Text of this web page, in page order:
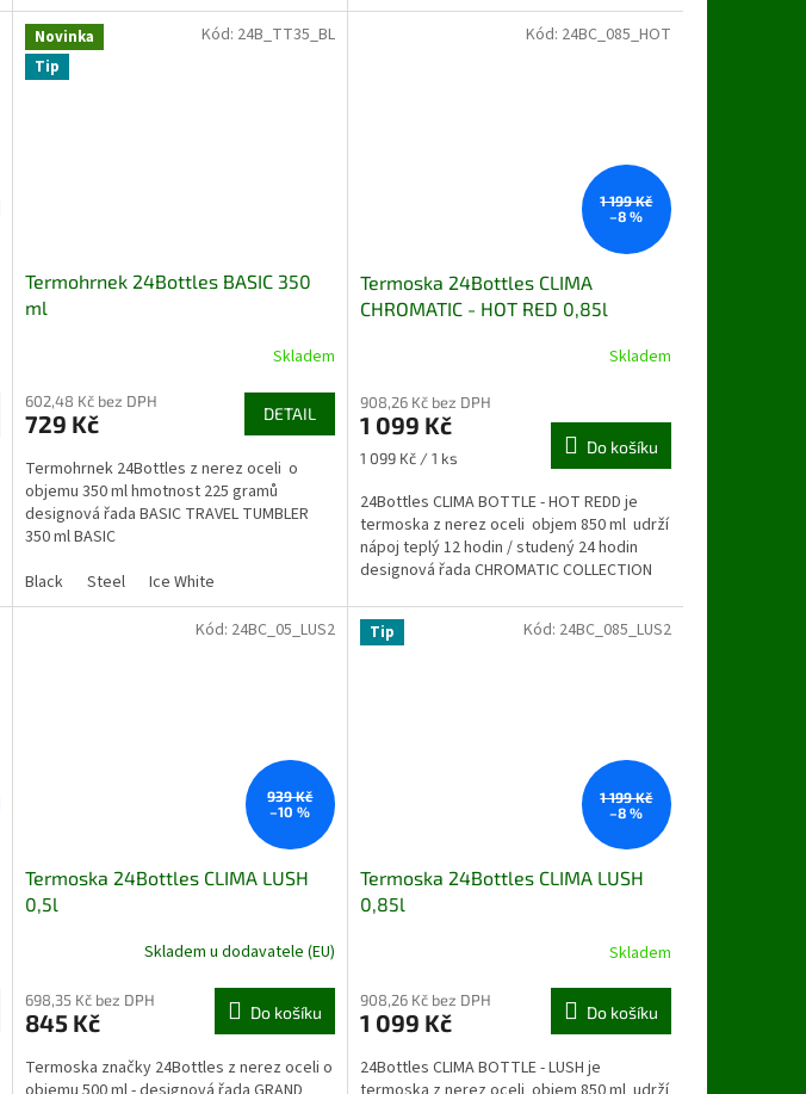
Novinka
Tip
Termohrnek 24Bottles BASIC 350
ml
Skladem
602,48 Kč bez DPH
729 Kč DETAIL
Termohrnek 24Bottles z nerez oceli o
objemu 350 ml hmotnost 225 gramů
designová řada BASIC TRAVEL TUMBLER
350 ml BASIC
Black
Steel Ice White
Kód: 24B_TT35_BL
1 199 Kč
–8 %
Termoska 24Bottles CLIMA
CHROMATIC - HOT RED 0,85l
Skladem
908,26 Kč bez DPH
1 099 Kč
Měrná
1 099 Kč / 1 ks
Do košíku
24Bottles CLIMA BOTTLE - HOT REDD je
termoska z nerez oceli objem 850 ml udrží
nápoj teplý 12 hodin / studený 24 hodin
designová řada CHROMATIC COLLECTION
Kód: 24BC_085_HOT
939 Kč
–10 %
Termoska 24Bottles CLIMA LUSH
0,5l
Skladem u dodavatele (EU)
698,35 Kč bez DPH
845 Kč Do košíku
Termoska značky 24Bottles z nerez oceli o
Kód: 24BC_05_LUS2 Tip
1 199 Kč
–8 %
Termoska 24Bottles CLIMA LUSH
0,85l
Skladem
908,26 Kč bez DPH
1 099 Kč Do košíku
24Bottles CLIMA BOTTLE - LUSH je
Kód: 24BC_085_LUS2